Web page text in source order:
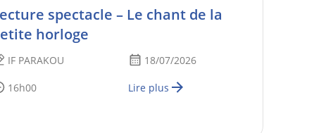
spectacle – Le chant de la
horloge
IF PARAKOU 18/07/2026
16h00 Lire plus